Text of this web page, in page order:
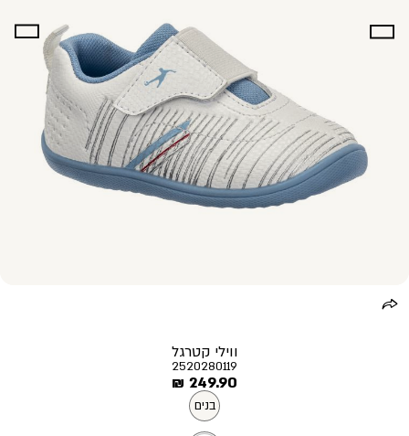
ווילי קטרגל
2520280119
מחיר
מוצר
249.90 ₪
בנים